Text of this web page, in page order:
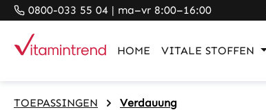
Skip to main navigation
0800-033 55 04 | ma–vr 8:00–16:00
HOME VITALE STOFFEN
TOEPASSINGEN Verdauung